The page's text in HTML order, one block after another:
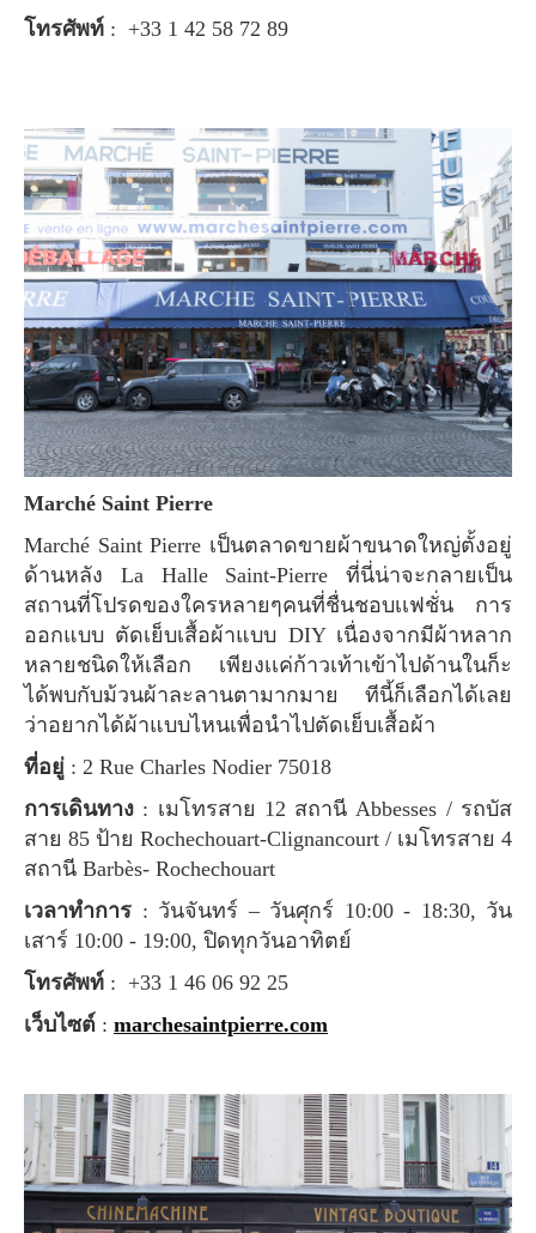
โทรศัพท์ : +33 1 42 58 72 89
Marché Saint Pierre
Marché Saint Pierre เป็นตลาดขายผ้าขนาดใหญ่ตั้งอยู่
ด้านหลัง La Halle Saint-Pierre ที่นี่น่าจะกลายเป็น
สถานที่โปรดของใครหลายๆคนที่ชื่นชอบเเฟชั่น การ
ออกแบบ ตัดเย็บเสื้อผ้าแบบ DIY เนื่องจากมีผ้าหลาก
หลายชนิดให้เลือก เพียงเเค่ก้าวเท้าเข้าไปด้านในก็ะ
ได้พบกับม้วนผ้าละลานตามากมาย ทีนี้ก็เลือกได้เลย
ว่าอยากได้ผ้าแบบไหนเพื่อนำไปตัดเย็บเสื้อผ้า
ที่อยู่ : 2 Rue Charles Nodier 75018
การเดินทาง : เมโทรสาย 12 สถานี Abbesses / รถบัส
สาย 85 ป้าย Rochechouart-Clignancourt / เมโทรสาย 4
สถานี Barbès- Rochechouart
เวลาทำการ : วันจันทร์ – วันศุกร์ 10:00 - 18:30, วัน
เสาร์ 10:00 - 19:00, ปิดทุกวันอาทิตย์
โทรศัพท์ : +33 1 46 06 92 25
เว็บไซต์ : marchesaintpierre.com